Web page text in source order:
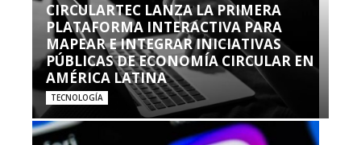
CIRCULARTEC LANZA LA PRIMERA
PLATAFORMA INTERACTIVA PARA
MAPEAR E INTEGRAR INICIATIVAS
PÚBLICAS DE ECONOMÍA CIRCULAR EN
AMÉRICA LATINA
TECNOLOGÍA